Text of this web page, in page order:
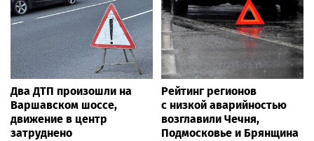
Два ДТП произошли на
Варшавском шоссе,
движение в центр
затруднено
Рейтинг регионов
с низкой аварийностью
возглавили Чечня,
Подмосковье и Брянщина